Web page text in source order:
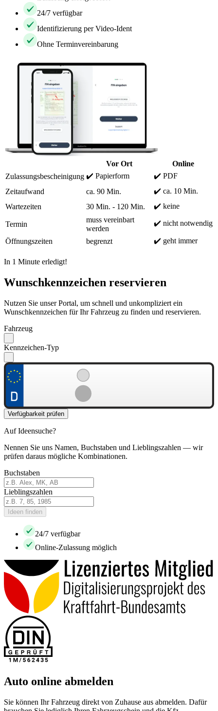
24/7 verfügbar
Identifizierung per Video-Ident
Ohne Terminvereinbarung
Vor Ort
Online
Zulassungsbescheinigung ✔️ Papierform
✔️ PDF
Zeitaufwand
ca. 90 Min.
✔️ ca. 10 Min.
Wartezeiten
30 Min. - 120 Min. ✔️ keine
Termin
muss vereinbart
werden
✔️ nicht notwendig
Öffnungszeiten begrenzt ✔️ geht immer
In 1 Minute erledigt!
Wunschkennzeichen reservieren
Nutzen Sie unser Portal, um schnell und unkompliziert ein
Wunschkennzeichen für Ihr Fahrzeug zu finden und reservieren.
Fahrzeug
Kennzeichen-Typ
Verfügbarkeit prüfen
Auf Ideensuche?
Nennen Sie uns Namen, Buchstaben und Lieblingszahlen — wir
prüfen daraus mögliche Kombinationen.
Buchstaben
Lieblingszahlen
Ideen finden
24/7 verfügbar
Online-Zulassung möglich
Auto online abmelden
Sie können Ihr Fahrzeug direkt von Zuhause aus abmelden. Dafür